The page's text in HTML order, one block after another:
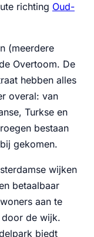
richting Oud-
(meerdere
Overtoom. De
hebben alles
overal: van
Turkse en
bestaan
gekomen.
wijken
betaalbaar
aan te
door de wijk.
biedt